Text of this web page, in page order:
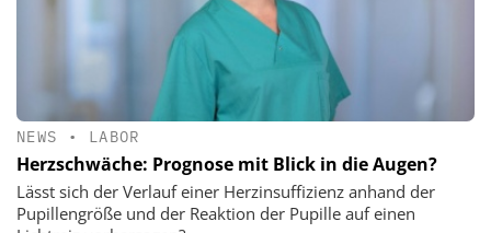
NEWS • LABOR
Herzschwäche: Prognose mit Blick in die Augen?
Lässt sich der Verlauf einer Herzinsuffizienz anhand der
Pupillengröße und der Reaktion der Pupille auf einen